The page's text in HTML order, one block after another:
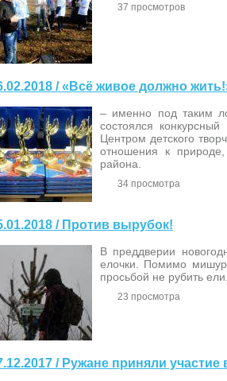
37 просмотров
/ «Всё живое должно
– именно под таким
состоялся конкурсный
Центром детского
отношения к
района.
34 просмотра
/ Против вырубок!
В преддверии
елочки. Помимо
просьбой не рубить ели.
23 просмотра
/ Ружане приняли участие